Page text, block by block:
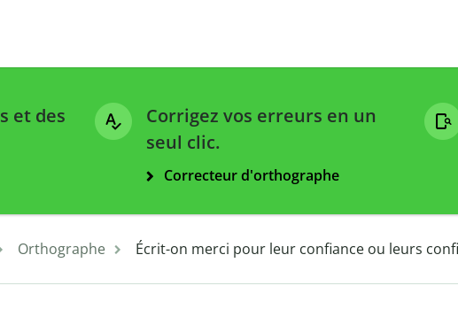
et des
Corrigez vos erreurs en un
seul clic.
Correcteur d'orthographe
Orthographe Écrit-on merci pour leur confiance ou leurs